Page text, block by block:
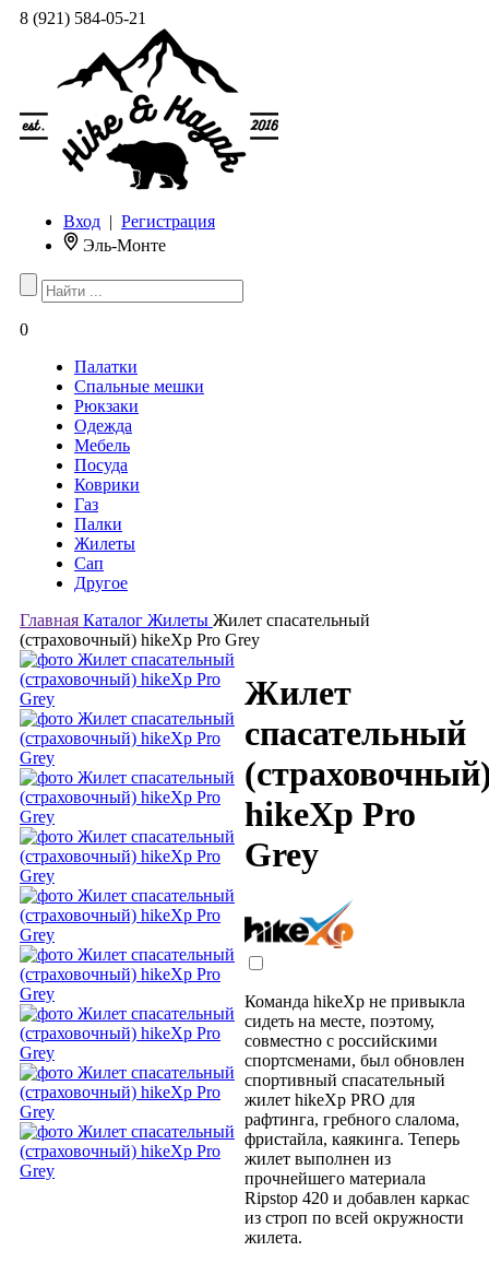
8 (921) 584-05-21
Вход | Регистрация
Эль-Монте
0
Палатки
Спальные мешки
Рюкзаки
Одежда
Мебель
Посуда
Коврики
Газ
Палки
Жилеты
Сап
Другое
Главная Каталог Жилеты Жилет спасательный
(страховочный) hikeXp Pro Grey
Жилет
спасательный
hikeXp Pro
Grey
Команда hikeXp не привыкла
сидеть на месте, поэтому,
совместно с российскими
спортсменами, был обновлен
спортивный спасательный
жилет hikeXp PRO для
рафтинга, гребного слалома,
фристайла, каякинга. Теперь
жилет выполнен из
прочнейшего материала
Ripstop 420 и добавлен каркас
из строп по всей окружности
жилета.